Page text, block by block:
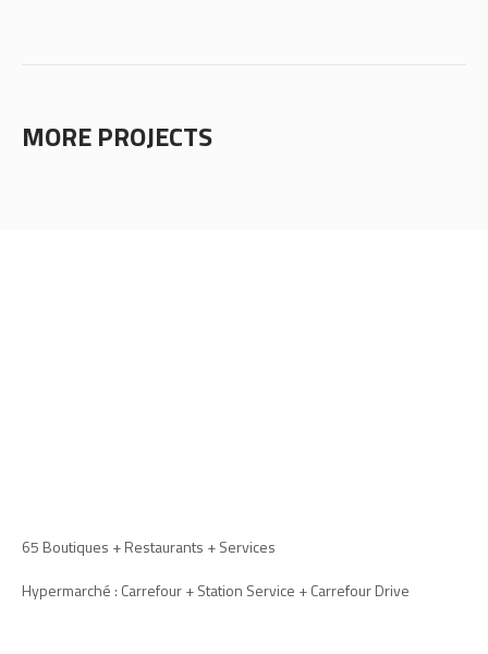
MORE PROJECTS
65 Boutiques + Restaurants + Services
Hypermarché : Carrefour + Station Service + Carrefour Drive